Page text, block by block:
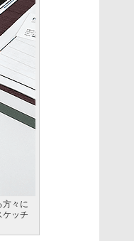
方々に
ケッチ